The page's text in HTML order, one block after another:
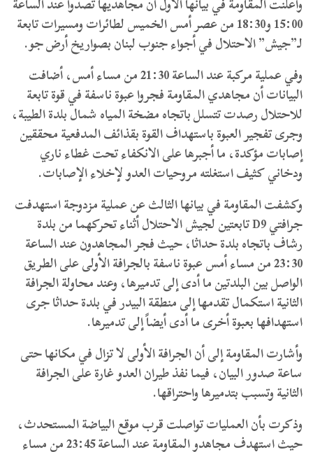
15:00 و18:30 من عصر أمس الخميس لطائرات ومسيرات تابعة
لـ”جيش” الاحتلال في أجواء جنوب لبنان بصواريخ أرض جو.
وفي عملية مركبة عند الساعة 21:30 من مساء أمس، أضافت
البيانات أن مجاهدي المقاومة فجروا عبوة ناسفة في قوة تابعة
للاحتلال رصدت تتسلل باتجاه مضخة المياه شمال بلدة الطيبة،
وجرى تفجير العبوة باستهداف القوة بقذائف المدفعية محققين
إصابات مؤكدة، ما أجبرها على الانكفاء تحت غطاء ناري
ودخاني كثيف استغلته مروحيات العدو لإخلاء الإصابات.
وكشفت المقاومة في بيانها الثالث عن عملية مزدوجة استهدفت
جرافتي D9 تابعتين لجيش الاحتلال أثناء تحركهما من بلدة
رشاف باتجاه بلدة حداثا، حيث فجر المجاهدون عند الساعة
23:30 من مساء أمس عبوة ناسفة بالجرافة الأولى على الطريق
الواصل بين البلدتين ما أدى إلى تدميرها، وعند محاولة الجرافة
الثانية استكمال تقدمها إلى منطقة البيدر في بلدة حداثا جرى
استهدافها بعبوة أخرى ما أدى أيضاً إلى تدميرها.
وأشارت المقاومة إلى أن الجرافة الأولى لا تزال في مكانها حتى
ساعة صدور البيان، فيما نفذ طيران العدو غارة على الجرافة
الثانية وتسبب بتدميرها واحتراقها.
وذكرت بأن العمليات تواصلت قرب موقع البياضة المستحدث،
حيث استهدف مجاهدو المقاومة عند الساعة 23:45 من مساء